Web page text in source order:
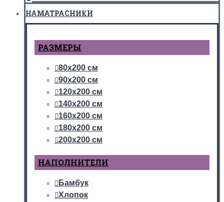
НАМАТРАСНИКИ
РАЗМЕРЫ
80х200 см
90х200 см
120х200 см
140х200 см
160х200 см
180х200 см
200х200 см
НАПОЛНИТЕЛИ
Бамбук
Хлопок